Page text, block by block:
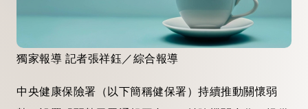
獨家報導 記者張祥鈺／綜合報導
中央健康保險署（以下簡稱健保署）持續推動關懷弱